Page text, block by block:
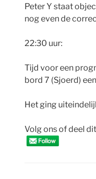
Peter Y staat
nog even de
22:30 uur:
Tijd voor een
bord 7 (Sjoerd)
Het ging
Volg ons of deel